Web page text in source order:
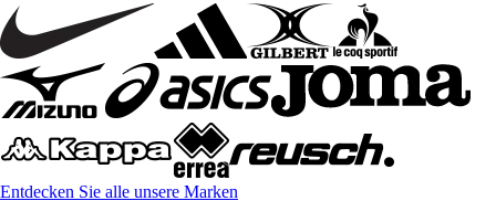
Entdecken Sie alle unsere Marken